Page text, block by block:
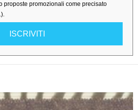
proposte promozionali come precisato
ISCRIVITI